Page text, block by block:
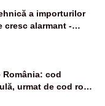
a importurilor
cresc alarmant -
cod
urmat de cod roșu
urcă spre 40°C